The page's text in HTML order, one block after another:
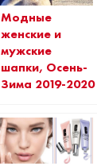
Модные
женские и
мужские
шапки, Осень-
Зима 2019-2020